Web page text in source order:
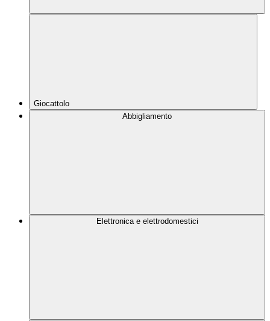
Giocattolo
Abbigliamento
Elettronica e elettrodomestici